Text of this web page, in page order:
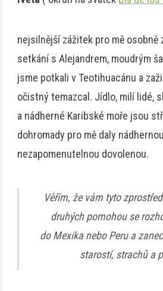
nejsilnější zážitek pro mě osobně
setkání s Alejandrem, moudrým
jsme potkali v Teotihuacánu a
očistný temazcal. Jídlo, milí lidé,
a nádherné Karibské moře jsou
dohromady pro mě daly
nezapomenutelnou dovolenou.
Věřím, že vám tyto
druhých pomohou se
do Mexika nebo Peru a
starostí, strachů a